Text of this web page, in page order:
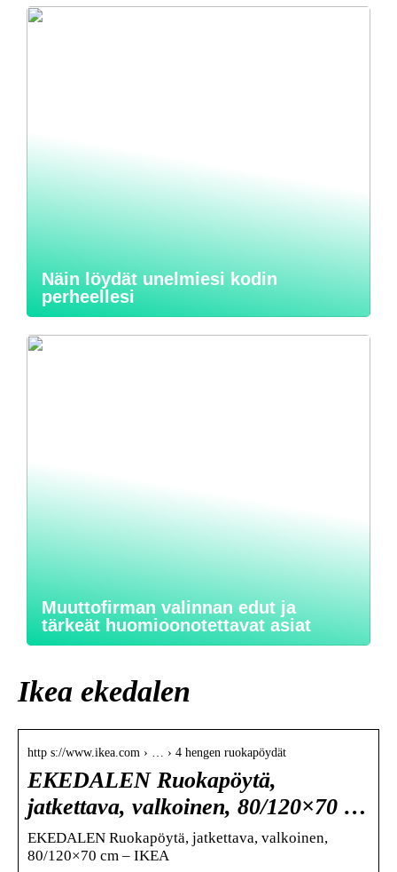
Näin löydät unelmiesi kodin
perheellesi
Muuttofirman valinnan edut ja
tärkeät huomioonotettavat asiat
Ikea ekedalen
http s://www.ikea.com › … › 4 hengen ruokapöydät
EKEDALEN Ruokapöytä,
jatkettava, valkoinen, 80/120×70 …
EKEDALEN Ruokapöytä, jatkettava, valkoinen,
80/120×70 cm – IKEA